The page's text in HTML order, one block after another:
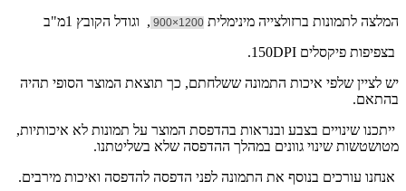
המלצה לתמונות ברזולצייה מינימלית 1200×900
, וגודל הקובץ 1מ"ב
בצפיפות פיקסלים 150DPI.
יש לציין שלפי איכות התמונה ששלחתם, כך תוצאת המוצר הסופי תהיה
בהתאם.
ייתכנו שינויים בצבע ובנראות בהדפסת המוצר על תמונות לא איכותיות,
מטושטשות שינוי גוונים במהלך ההדפסה שלא בשליטתנו.
אנחנו עורכים בנוסף את התמונה לפני הדפסה להדפסה ואיכות מירבים.